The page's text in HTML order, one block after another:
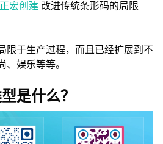
宏创建 改进传统条形码的局限
限于生产过程，而且已经扩展到不
、娱乐等等。
是什么？